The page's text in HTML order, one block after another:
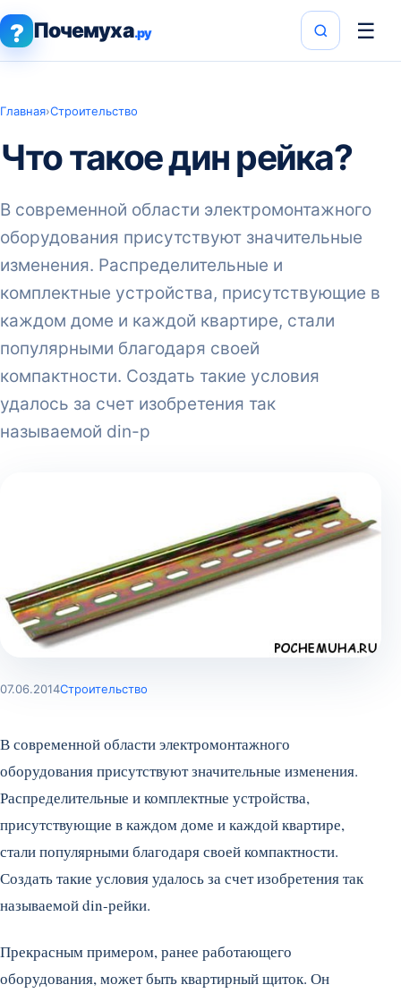
? Почемуха.ру ☰
Главная›Строительство
Что такое дин рейка?
В современной области электромонтажного
оборудования присутствуют значительные
изменения. Распределительные и
комплектные устройства, присутствующие в
каждом доме и каждой квартире, стали
популярными благодаря своей
компактности. Создать такие условия
удалось за счет изобретения так
называемой din-р
07.06.2014Строительство
В современной области электромонтажного
оборудования присутствуют значительные изменения.
Распределительные и комплектные устройства,
присутствующие в каждом доме и каждой квартире,
стали популярными благодаря своей компактности.
Создать такие условия удалось за счет изобретения так
называемой din-рейки.
Прекрасным примером, ранее работающего
оборудования, может быть квартирный щиток. Он